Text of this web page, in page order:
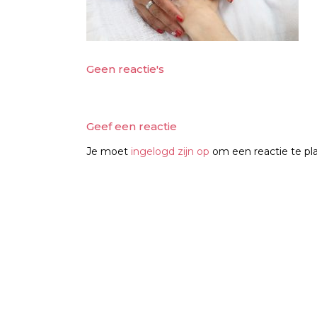
Geen reactie's
Geef een reactie
Je moet ingelogd zijn op om een reactie te